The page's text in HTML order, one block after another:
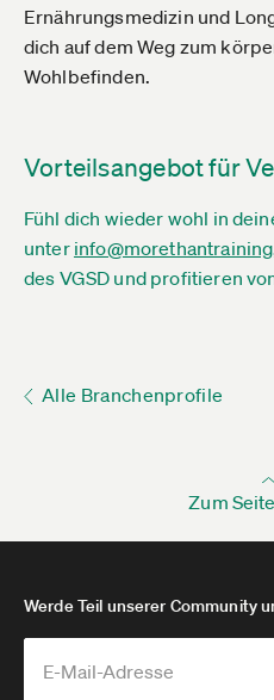
Ernährungsmedizin und
dich auf dem Weg zum
Wohlbefinden.
Vorteilsangebot für
Fühl dich wieder wohl in
unter
des VGSD und profitieren
Alle Branchenprofile
Zum
Werde Teil unserer Community